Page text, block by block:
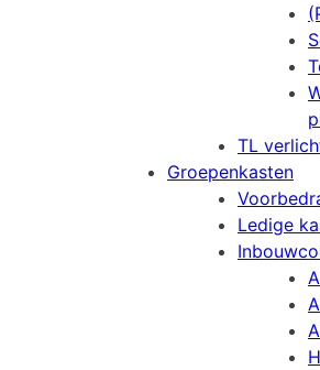
TL
Groepenkasten
Ledige